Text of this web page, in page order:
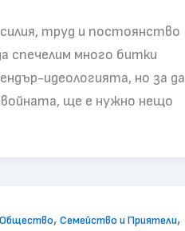
труд и постоянство
спечелим много битки
идеологията, но за да
войната, ще е нужно нещо
, Семейство и Приятели,